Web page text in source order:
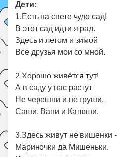
Дети:
1.Есть на свете чудо сад!
В этот сад идти я рад.
Здесь и летом и зимой
Все друзья мои со мной.
2.Хорошо живётся тут!
А в саду у нас растут
Не черешни и не груши,
Саши, Вани и Катюши.
3.Здесь живут не вишенки -
Мариночки да Мишеньки.